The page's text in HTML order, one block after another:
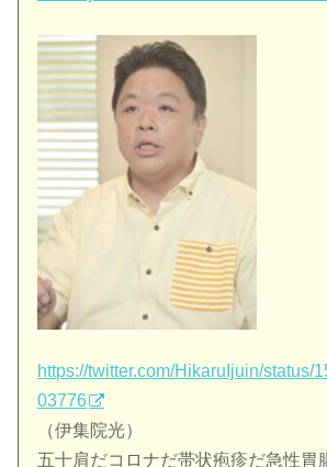
https://twitter.com/HikaruIjuin/status/
03776
（伊集院光）
五十肩だコロナだ帯状疱疹だ急性胃